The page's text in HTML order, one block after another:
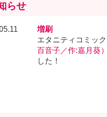
らせ
増刷
エタニティコミック
百音子／作:嘉月葵）
した！